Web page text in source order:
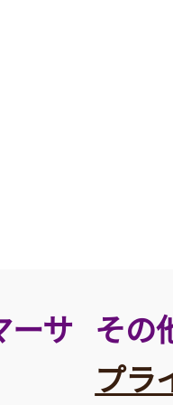
ーサ その
プラ